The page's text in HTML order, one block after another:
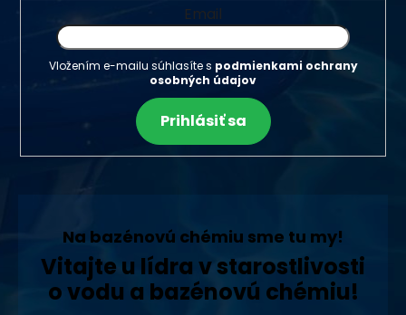
Email
Vložením e-mailu súhlasíte s podmienkami ochrany
osobných údajov
Prihlásiť sa
Na bazénovú chémiu sme tu my!
Vitajte u lídra v starostlivosti
o vodu a bazénovú chémiu!